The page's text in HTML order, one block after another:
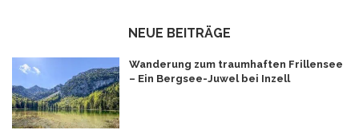
NEUE BEITRÄGE
Wanderung zum traumhaften Frillensee
– Ein Bergsee-Juwel bei Inzell